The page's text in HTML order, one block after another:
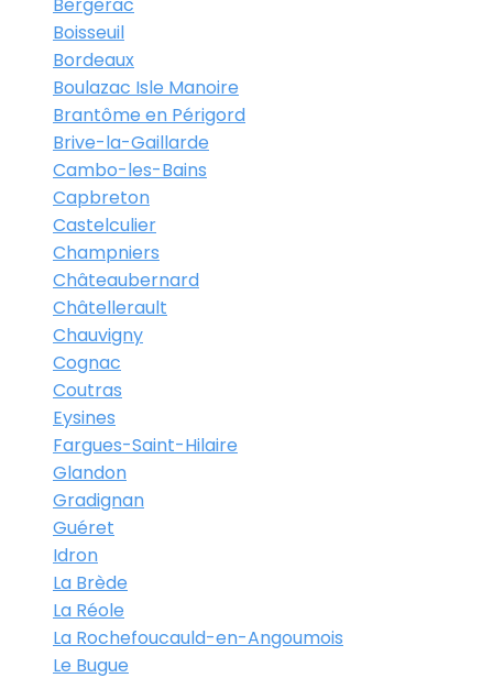
Boisseuil
Bordeaux
Boulazac Isle Manoire
Brantôme en Périgord
Brive-la-Gaillarde
Cambo-les-Bains
Capbreton
Castelculier
Champniers
Châteaubernard
Châtellerault
Chauvigny
Cognac
Coutras
Eysines
Fargues-Saint-Hilaire
Glandon
Gradignan
Guéret
Idron
La Brède
La Réole
La Rochefoucauld-en-Angoumois
Le Bugue